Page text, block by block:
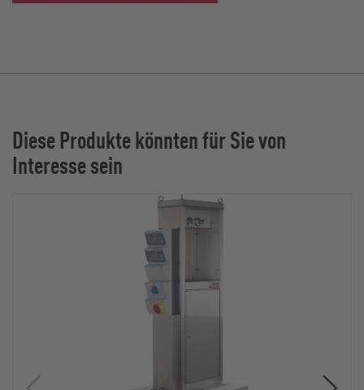
Diese Produkte könnten für Sie von
Interesse sein